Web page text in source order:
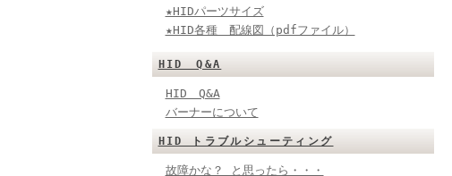
★HIDパーツサイズ
★HID各種 配線図（pdfファイル）
HID Q&A
HID Q&A
バーナーについて
HID トラブルシューティング
故障かな？ と思ったら・・・